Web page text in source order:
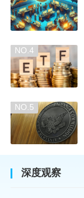
NO.4
NO.5
深度观察